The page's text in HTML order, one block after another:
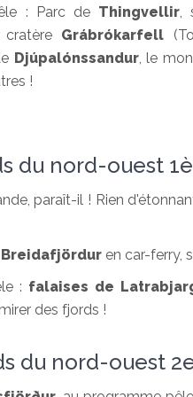
: Parc de Thingvellir,
Grábrókarfell
Djúpalónssandur, le
!
du nord-ouest
paraît-il ! Rien
en car-ferry,
: falaises de
des fjords !
du nord-ouest